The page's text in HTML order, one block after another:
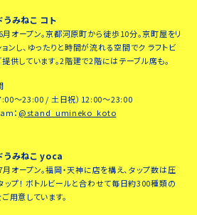
うみねこ コト
オープン。京都河原町から徒歩10分。京町屋をリ
ンし、ゆったりと時間が流れる空間でク ラフトビ
供しています。2階建で2階にはテーブル席も。
～23:00 / 土日祝）12:00～23:00
： @stand_umineko_koto
うみねこ yoca
オープン。福岡・天神に店を構え、タップ数は圧
ップ！ ボトルビールと合わせて毎日約300種類の
用意しています。